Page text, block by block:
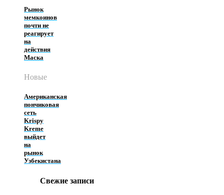
Рынок
мемкоинов
почти не
реагирует
на
действия
Маска
Новые
Американская
пончиковая
сеть
Krispy
Kreme
выйдет
на
рынок
Узбекистана
Свежие записи